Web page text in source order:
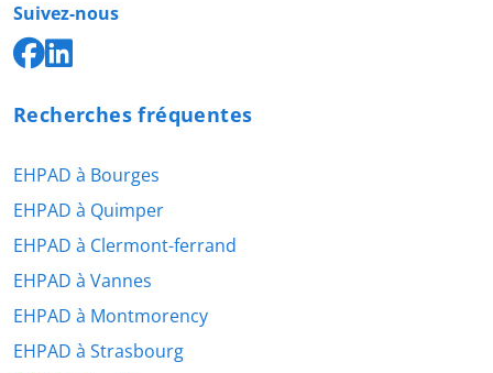
Suivez-nous
Recherches fréquentes
EHPAD à Bourges
EHPAD à Quimper
EHPAD à Clermont-ferrand
EHPAD à Vannes
EHPAD à Montmorency
EHPAD à Strasbourg